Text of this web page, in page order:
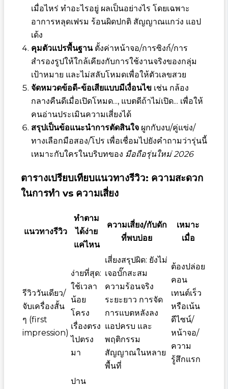
เมื่อไหร่ ทำอะไรอยู่ ผลเป็นอย่างไร โดยเฉพาะ
อาการหลุดเฟรม ร้อนผิดปกติ สัญญาณแกว่ง แอป
เด้ง
คุมตัวแปรพื้นฐานตั้งค่าหน้าจอ/การซิงก์/การ
สำรองรูปให้ใกล้เคียงกับการใช้งานจริงของกลุ่ม
เป้าหมาย และไม่สลับโหมดเพื่อให้ตัวเลขสวย
จัดหมวดข้อดี-ข้อเสียแบบมีเงื่อนไขเช่น กล้อง
กลางคืนดีเมื่อเปิดโหมด..., แบตดีถ้าไม่เปิด... เพื่อให้
คนอ่านประเมินความเสี่ยงได้
สรุปเป็นข้อแนะนำการตัดสินใจผูกกับงบ/คู่แข่ง/
ทางเลือกมือสอง/โปร เพื่อเชื่อมไปยังคำถามว่ารุ่นนี้
เหมาะกับใครในบริบทของ มือถือรุ่นใหม่ 2026
ตารางเปรียบเทียบแนวทางรีวิว: ความสะดวก
ในการทำ vs ความเสี่ยง
แนวทางรีวิว
ทำตาม
ได้ง่าย
แค่ไหน
ความเสี่ยง/กับดัก
ที่พบบ่อย
เหมาะ
เมื่อ
รีวิววันเดียว/
จับเครื่องสั้น
ๆ (first
impression)
ง่ายที่สุด:
ใช้เวลา
น้อย
โครง
เรื่องตรง
ไปตรง
มา
เสี่ยงสรุปผิด: ยังไม่
เจอบั๊กสะสม
ความร้อนจริง
ระยะยาว การจัด
การแบตหลังลง
แอปครบ และ
พฤติกรรม
สัญญาณในหลาย
พื้นที่
ต้องปล่อย
คอน
เทนต์เร็ว
หรือเน้น
ดีไซน์/
หน้าจอ/
ความ
รู้สึกแรก
ปาน